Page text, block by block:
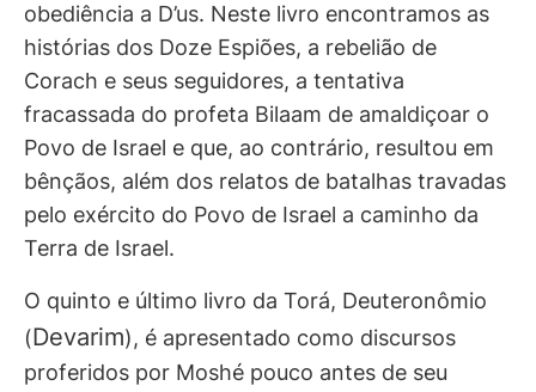
obediência a D’us. Neste livro encontramos as
histórias dos Doze Espiões, a rebelião de
Corach e seus seguidores, a tentativa
fracassada do profeta Bilaam de amaldiçoar o
Povo de Israel e que, ao contrário, resultou em
bênçãos, além dos relatos de batalhas travadas
pelo exército do Povo de Israel a caminho da
Terra de Israel.
O quinto e último livro da Torá, Deuteronômio
(Devarim), é apresentado como discursos
proferidos por Moshé pouco antes de seu